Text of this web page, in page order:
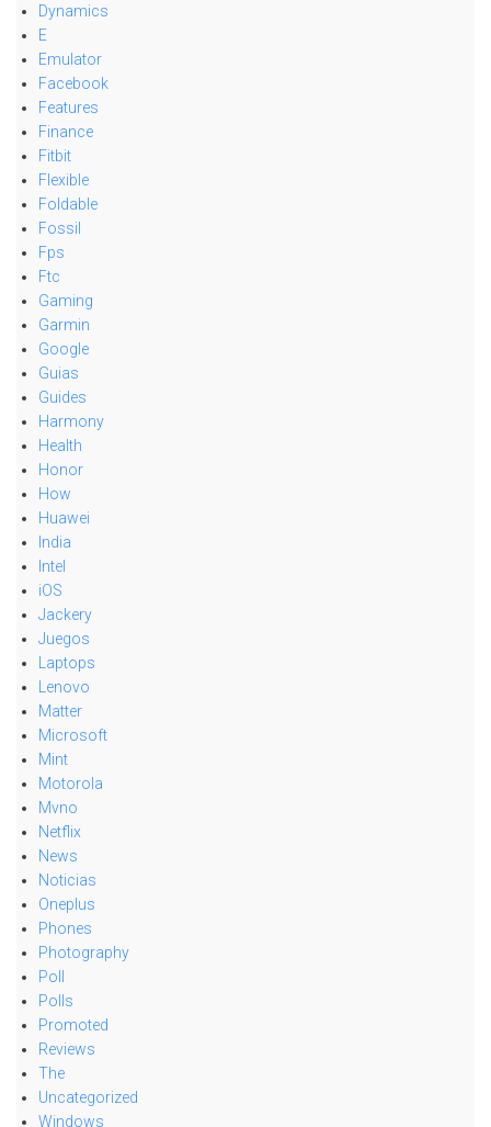
Dynamics
E
Emulator
Facebook
Features
Finance
Fitbit
Flexible
Foldable
Fossil
Fps
Ftc
Gaming
Garmin
Google
Guias
Guides
Harmony
Health
Honor
How
Huawei
India
Intel
iOS
Jackery
Juegos
Laptops
Lenovo
Matter
Microsoft
Mint
Motorola
Mvno
Netflix
News
Noticias
Oneplus
Phones
Photography
Poll
Polls
Promoted
Reviews
The
Uncategorized
Windows